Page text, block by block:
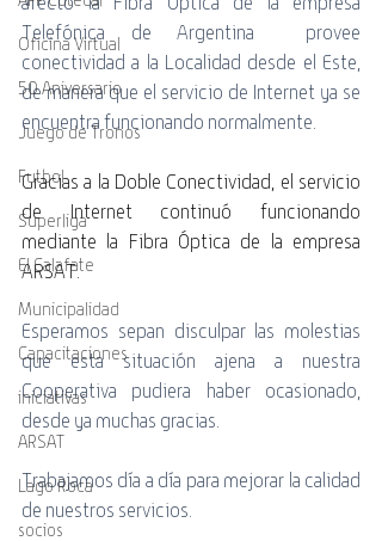
Oficina Virtual
50 Aniversario
Juego de Tronos
Futbol
Superliga
El Calafate
Municipalidad
Capacitaciones
iniciativas
ARSAT
Lago Roca
socios
Telefónica de Argentina  provee
conectividad a la Localidad desde el Este,
de manera que el servicio de Internet ya se
encuentra funcionando normalmente.
Gracias a la Doble Conectividad , el servicio
de Internet continuó funcionando
mediante la Fibra Óptica de la empresa
ARSAT.
Esperamos sepan disculpar las molestias
que esta situación ajena a nuestra
Cooperativa pudiera haber ocasionado,
desde ya muchas gracias.
Trabajamos día a día para mejorar la calidad
de nuestros servicios.